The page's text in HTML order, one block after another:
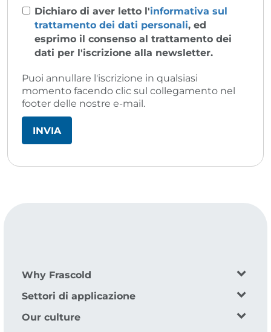
Dichiaro di aver letto l'informativa sul
trattamento dei dati personali, ed
esprimo il consenso al trattamento dei
dati per l'iscrizione alla newsletter.
Puoi annullare l'iscrizione in qualsiasi
momento facendo clic sul collegamento nel
footer delle nostre e-mail.
Why Frascold
Settori di applicazione
Our culture